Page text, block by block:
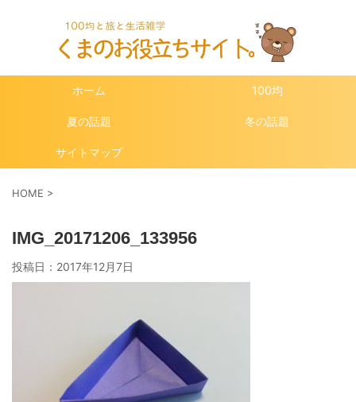
ホーム 100均
夏の話題 冬の話題
サイトマップ
HOME >
IMG_20171206_133956
投稿日： 2017年12月7日